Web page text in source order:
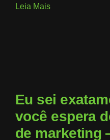
Leia Mais
Eu sei
você espera
de marketing